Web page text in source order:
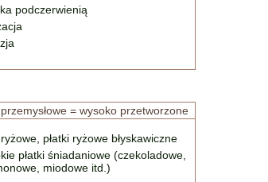
podczerwienią
= wysoko przetworzone
płatki ryżowe błyskawiczne
płatki śniadaniowe (czekoladowe,
miodowe itd.)